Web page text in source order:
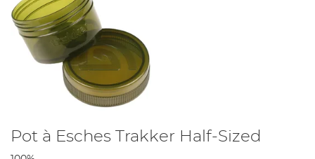
Pot à Esches Trakker Half-Sized